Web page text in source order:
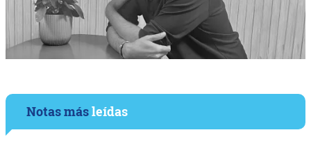
Notas másleídas